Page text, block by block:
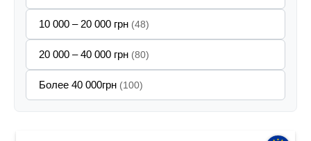
10 000 – 20 000 грн (48)
20 000 – 40 000 грн (80)
Более 40 000грн (100)